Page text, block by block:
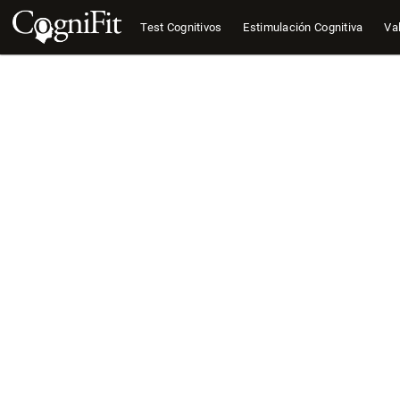
Test Cognitivos Estimulación Cognitiva